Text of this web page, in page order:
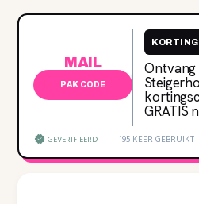
MAIL
PAK CODE
Ontvang
GRATIS
GEVERIFIEERD 195 KEER GEBRUIKT